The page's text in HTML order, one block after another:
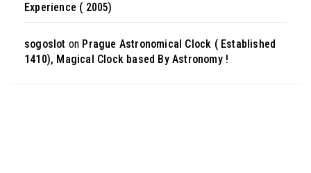
Experience ( 2005)
sogoslot on Prague Astronomical Clock ( Established
1410), Magical Clock based By Astronomy !